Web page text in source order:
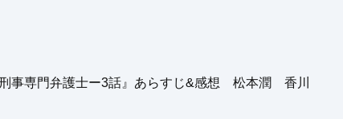
刑事専門弁護士ー3話』あらすじ&感想 松本潤 香川